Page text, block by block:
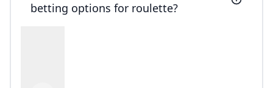
betting options for roulette?